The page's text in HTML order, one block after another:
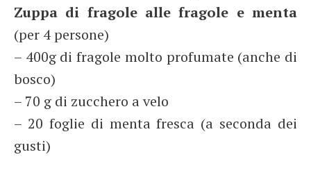
Zuppa di fragole alle fragole e menta
(per 4 persone)
– 400g di fragole molto profumate (anche di
bosco)
– 70 g di zucchero a velo
– 20 foglie di menta fresca (a seconda dei
gusti)